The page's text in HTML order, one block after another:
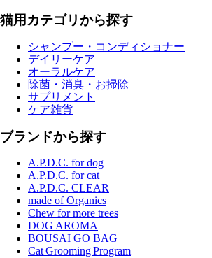
猫用カテゴリから探す
シャンプー・コンディショナー
デイリーケア
オーラルケア
除菌・消臭・お掃除
サプリメント
ケア雑貨
ブランドから探す
A.P.D.C. for dog
A.P.D.C. for cat
A.P.D.C. CLEAR
made of Organics
Chew for more trees
DOG AROMA
BOUSAI GO BAG
Cat Grooming Program